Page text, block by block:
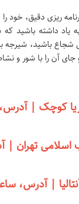
ریزی دقیق، خود
یاد داشته باشید که
باشید، شیرجه
جای آن را با شور و
کوچک | آدرس،
۱۴۸ انقلاب اسلامی
| آدرس،